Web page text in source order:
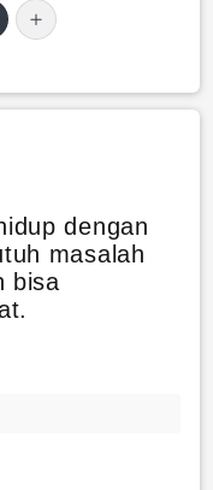
dengan
masalah
bisa